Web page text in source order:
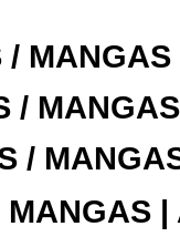
/
/
/
|